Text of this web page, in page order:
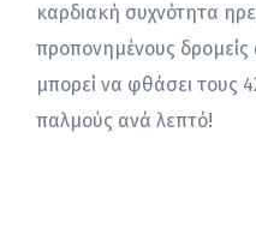
καρδιακή συχνότητα
προπονημένους δρομείς
μπορεί να φθάσει τους
παλμούς ανά λεπτό!